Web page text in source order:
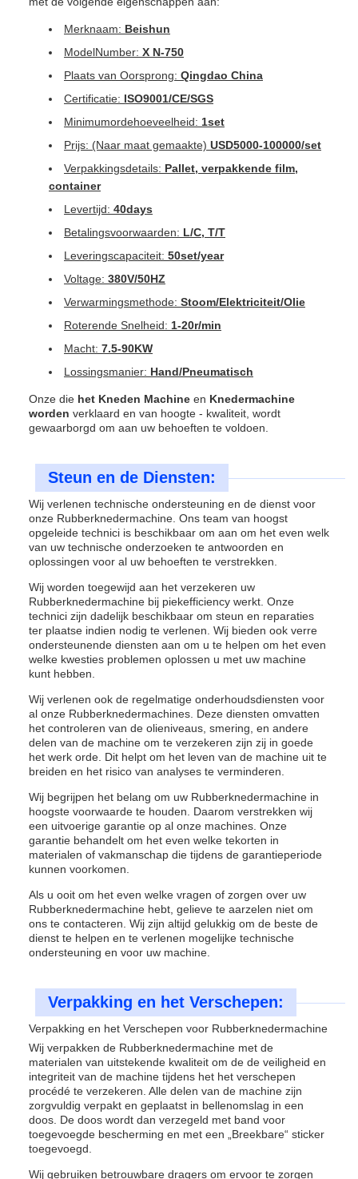
Merknaam: Beishun
ModelNumber: X N-750
Plaats van Oorsprong: Qingdao China
Certificatie: ISO9001/CE/SGS
Minimumordehoeveelheid: 1set
Prijs: (Naar maat gemaakte) USD5000-100000/set
Verpakkingsdetails: Pallet, verpakkende film,
container
Levertijd: 40days
Betalingsvoorwaarden: L/C, T/T
Leveringscapaciteit: 50set/year
Voltage: 380V/50HZ
Verwarmingsmethode: Stoom/Elektriciteit/Olie
Roterende Snelheid: 1-20r/min
Macht: 7.5-90KW
Lossingsmanier: Hand/Pneumatisch
Onze die het Kneden Machine en Knedermachine
worden verklaard en van hoogte - kwaliteit, wordt
gewaarborgd om aan uw behoeften te voldoen.
Steun en de Diensten:
Wij verlenen technische ondersteuning en de dienst voor
onze Rubberknedermachine. Ons team van hoogst
opgeleide technici is beschikbaar om aan om het even welk
van uw technische onderzoeken te antwoorden en
oplossingen voor al uw behoeften te verstrekken.
Wij worden toegewijd aan het verzekeren uw
Rubberknedermachine bij piekefficiency werkt. Onze
technici zijn dadelijk beschikbaar om steun en reparaties
ter plaatse indien nodig te verlenen. Wij bieden ook verre
ondersteunende diensten aan om u te helpen om het even
welke kwesties problemen oplossen u met uw machine
kunt hebben.
Wij verlenen ook de regelmatige onderhoudsdiensten voor
al onze Rubberknedermachines. Deze diensten omvatten
het controleren van de olieniveaus, smering, en andere
delen van de machine om te verzekeren zijn zij in goede
het werk orde. Dit helpt om het leven van de machine uit te
breiden en het risico van analyses te verminderen.
Wij begrijpen het belang om uw Rubberknedermachine in
hoogste voorwaarde te houden. Daarom verstrekken wij
een uitvoerige garantie op al onze machines. Onze
garantie behandelt om het even welke tekorten in
materialen of vakmanschap die tijdens de garantieperiode
kunnen voorkomen.
Als u ooit om het even welke vragen of zorgen over uw
Rubberknedermachine hebt, gelieve te aarzelen niet om
ons te contacteren. Wij zijn altijd gelukkig om de beste de
dienst te helpen en te verlenen mogelijke technische
ondersteuning en voor uw machine.
Verpakking en het Verschepen:
Verpakking en het Verschepen voor Rubberknedermachine
Wij verpakken de Rubberknedermachine met de
materialen van uitstekende kwaliteit om de de veiligheid en
integriteit van de machine tijdens het het verschepen
procédé te verzekeren. Alle delen van de machine zijn
zorgvuldig verpakt en geplaatst in bellenomslag in een
doos. De doos wordt dan verzegeld met band voor
toegevoegde bescherming en met een „Breekbare“ sticker
toegevoegd.
Wij gebruiken betrouwbare dragers om ervoor te zorgen